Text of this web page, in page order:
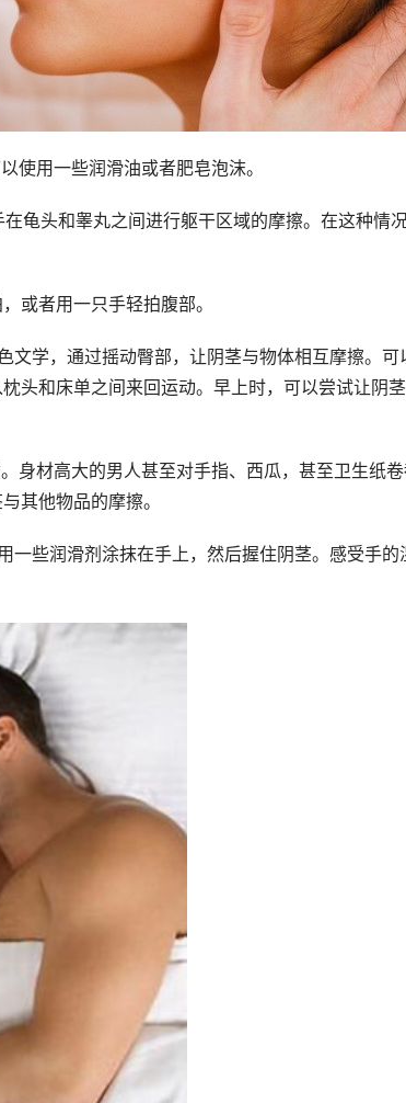
使用一些润滑油或者肥皂泡沫。
龟头和睾丸之间进行躯干区域的摩擦。在这种情
或者用一只手轻拍腹部。
文学，通过摇动臀部，让阴茎与物体相互摩擦。可
头和床单之间来回运动。早上时，可以尝试让阴
身材高大的男人甚至对手指、西瓜，甚至卫生纸
其他物品的摩擦。
一些润滑剂涂抹在手上，然后握住阴茎。感受手的